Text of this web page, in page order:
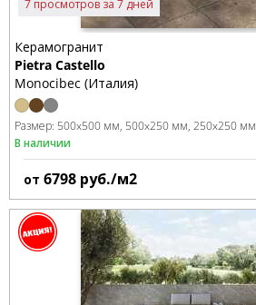
7 просмотров за 7 дней
Керамогранит
Pietra Castello
Monocibec (Италия)
Размер: 500x500 мм 500x250 мм 250x250 мм
В наличии
от 6798 руб./м2